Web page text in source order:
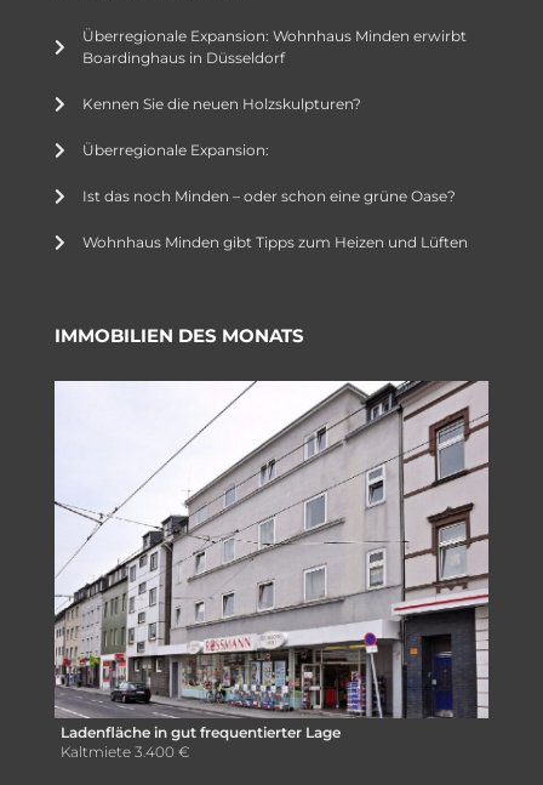
Überregionale Expansion: Wohnhaus Minden erwirbt
Boardinghaus in Düsseldorf
Kennen Sie die neuen Holzskulpturen?
Überregionale Expansion:
Ist das noch Minden – oder schon eine grüne Oase?
Wohnhaus Minden gibt Tipps zum Heizen und Lüften
IMMOBILIEN DES MONATS
Ladenfläche in gut frequentierter Lage
Kaltmiete 3.400 €